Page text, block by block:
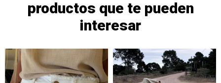
productos que te pueden
interesar